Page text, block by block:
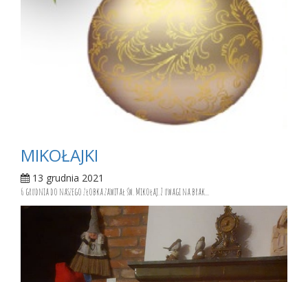
MIKOŁAJKI
13 grudnia 2021
6 grudnia do naszego żłobka zawitał św. Mikołaj. Z uwagi na brak...